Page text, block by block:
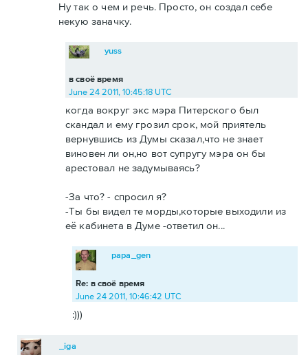
Ну так о чем и речь. Просто, он создал себе
некую заначку.
в своё время
yuss
June 24 2011, 10:45:18 UTC
когда вокруг экс мэра Питерского был
скандал и ему грозил срок, мой приятель
вернувшись из Думы сказал,что не знает
виновен ли он,но вот супругу мэра он бы
арестовал не задумываясь?
-За что? - спросил я?
-Ты бы видел те морды,которые выходили из
её кабинета в Думе -ответил он...
Re: в своё время
papa_gen
June 24 2011, 10:46:42 UTC
:)))
_iga